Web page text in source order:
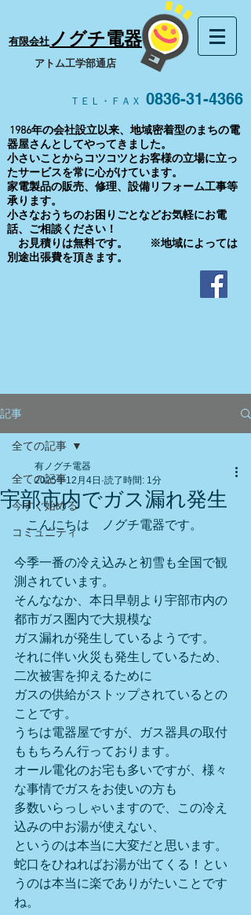
有限会社 ノグチ電器
​アトム工学部通店
ＴＥＬ・ＦＡＸ 0836-31-4366
1986年の会社設立以来、地域密着型のまちの電
器屋さんとしてやってきました。
小さいことからコツコツとお客様の立場に立っ
たサービスを常に心がけています。
家電製品の販売、修理、設備リフォーム工事等
承ります。
​小さなおうちのお困りごとなどお気軽にお電
話、ご相談ください！
お見積りは無料です。 ※地域によっては
別途出張費を頂きます。
記事
全ての記事
今すぐ始める
コミュニティ
全ての記事
宇部市内でガス漏れ発生
有ノグチ電器
2025年12月4日 読了時間: 1分
こんにちは　ノグチ電器です。
今季一番の冷え込みと初雪も全国で観
測されています。
そんななか、本日早朝より宇部市内の
都市ガス圏内で大規模な
ガス漏れが発生しているようです。
それに伴い火災も発生しているため、
二次被害を抑えるために
ガスの供給がストップされているとの
ことです。
うちは電器屋ですが、ガス器具の取付
ももちろん行っております。
オール電化のお宅も多いですが、様々
な事情でガスをお使いの方も
多数いらっしゃいますので、この冷え
込みの中お湯が使えない、
というのは本当に大変だと思います。
蛇口をひねればお湯が出てくる！とい
うのは本当に楽でありがたいことです
ね。